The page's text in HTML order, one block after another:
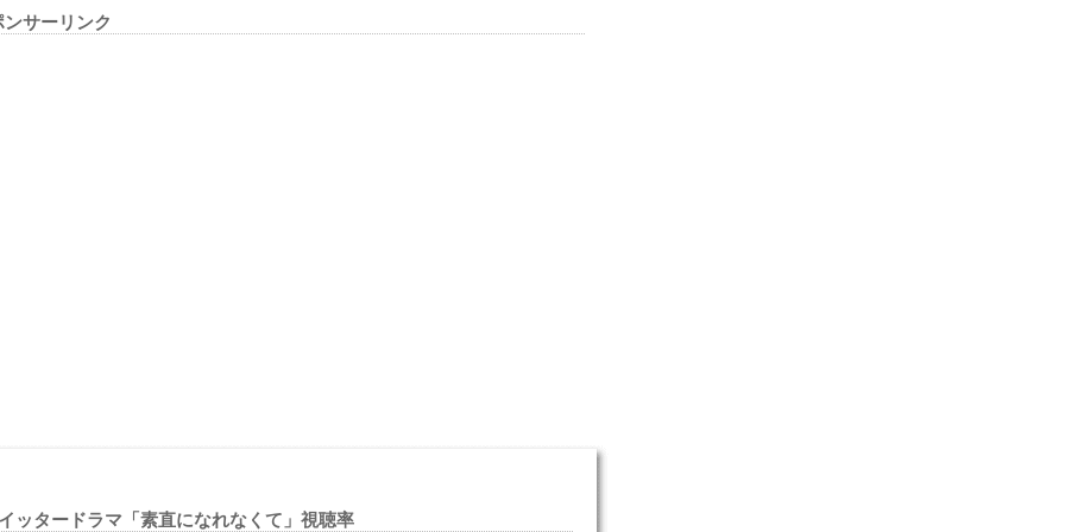
ンサーリンク
ッタードラマ「素直になれなくて」視聴率